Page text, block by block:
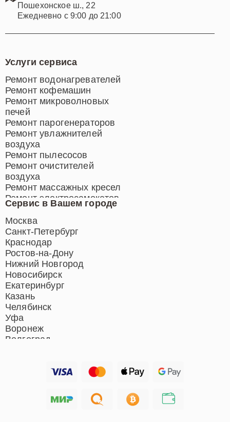
Пошехонское ш., 22
Ежедневно с 9:00 до 21:00
Сервис в Вашем городе
Москва
Санкт-Петербург
Краснодар
Ростов-на-Дону
Нижний Новгород
Новосибирск
Екатеринбург
Казань
Челябинск
Уфа
Воронеж
Волгоград
Хабаровск
Услуги сервиса
Ремонт водонагревателей
Ремонт кофемашин
Ремонт микроволновых
печей
Ремонт парогенераторов
Ремонт увлажнителей
воздуха
Ремонт пылесосов
Ремонт очистителей
воздуха
Ремонт массажных кресел
Ремонт электросамокатов
Ремонт индукционных плит
Ремонт роботов-пылесосов
Ремонт гладильных систем
Ремонт отпаривателей
Ремонт вертикальных
пылесосов